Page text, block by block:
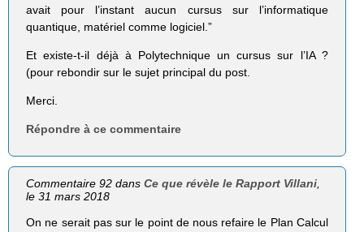
avait pour l’instant aucun cursus sur l’informatique
quantique, matériel comme logiciel.”
Et existe-t-il déjà à Polytechnique un cursus sur l’IA ?
(pour rebondir sur le sujet principal du post.
Merci.
Répondre à ce commentaire
Commentaire 92 dansCe que révèle le Rapport Villani,
le 31 mars 2018
On ne serait pas sur le point de nous refaire le Plan Calcul